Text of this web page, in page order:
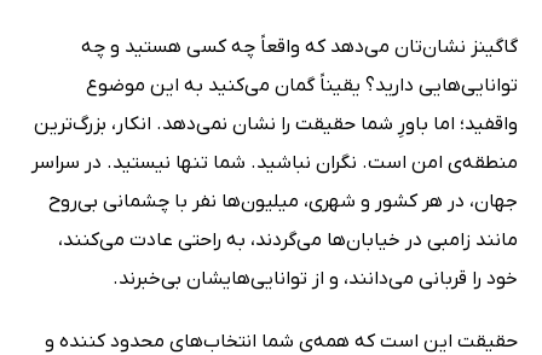
گاگینز نشان‌تان می‌دهد که واقعاً چه کسی هستید و چه
توانایی‌هایی دارید؟ یقیناً گمان می‌کنید به این موضوع
واقفید؛ اما باورِ شما حقیقت را نشان نمی‌دهد. انکار، بزرگ‌ترین
منطقه‌ی امن است. نگران نباشید. شما تنها نیستید. در سراسر
جهان، در هر کشور و شهری، میلیون‌ها نفر با چشمانی بی‌روح
مانند زامبی‌ در خیابان‌ها می‌گردند، به‌ راحتی عادت می‌کنند،
خود را قربانی می‌دانند، و از توانایی‌هایشان بی‌خبرند.
حقیقت این است که همه‌ی شما انتخاب‌های محدود کننده و